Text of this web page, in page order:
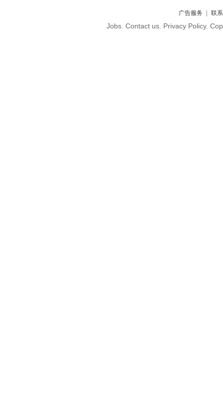
广告服务 联
Jobs. Contact us. Privacy Policy.